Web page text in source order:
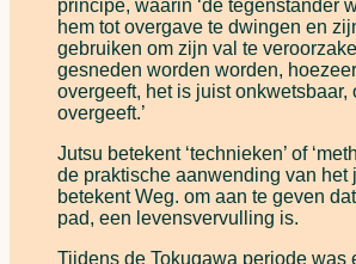
principe, waarin ‘de tegenstander
hem tot overgave te dwingen en
gebruiken om zijn val te
gesneden worden worden,
overgeeft, het is juist onkwetsbaar,
overgeeft.’
Jutsu betekent ‘technieken’ of
de praktische aanwending van het
betekent Weg. om aan te geven
pad, een levensvervulling is.
Tijdens de Tokugawa periode was